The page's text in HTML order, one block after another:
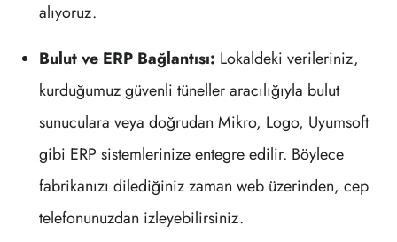
alıyoruz.
Bulut ve ERP Bağlantısı: Lokaldeki verileriniz,
kurduğumuz güvenli tüneller aracılığıyla bulut
sunuculara veya doğrudan Mikro, Logo, Uyumsoft
gibi ERP sistemlerinize entegre edilir. Böylece
fabrikanızı dilediğiniz zaman web üzerinden, cep
telefonunuzdan izleyebilirsiniz.